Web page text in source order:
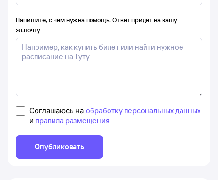
Напишите, с чем нужна помощь. Ответ придёт на вашу
эл.почту
Соглашаюсь на обработку персональных данных
и правила размещения
Опубликовать